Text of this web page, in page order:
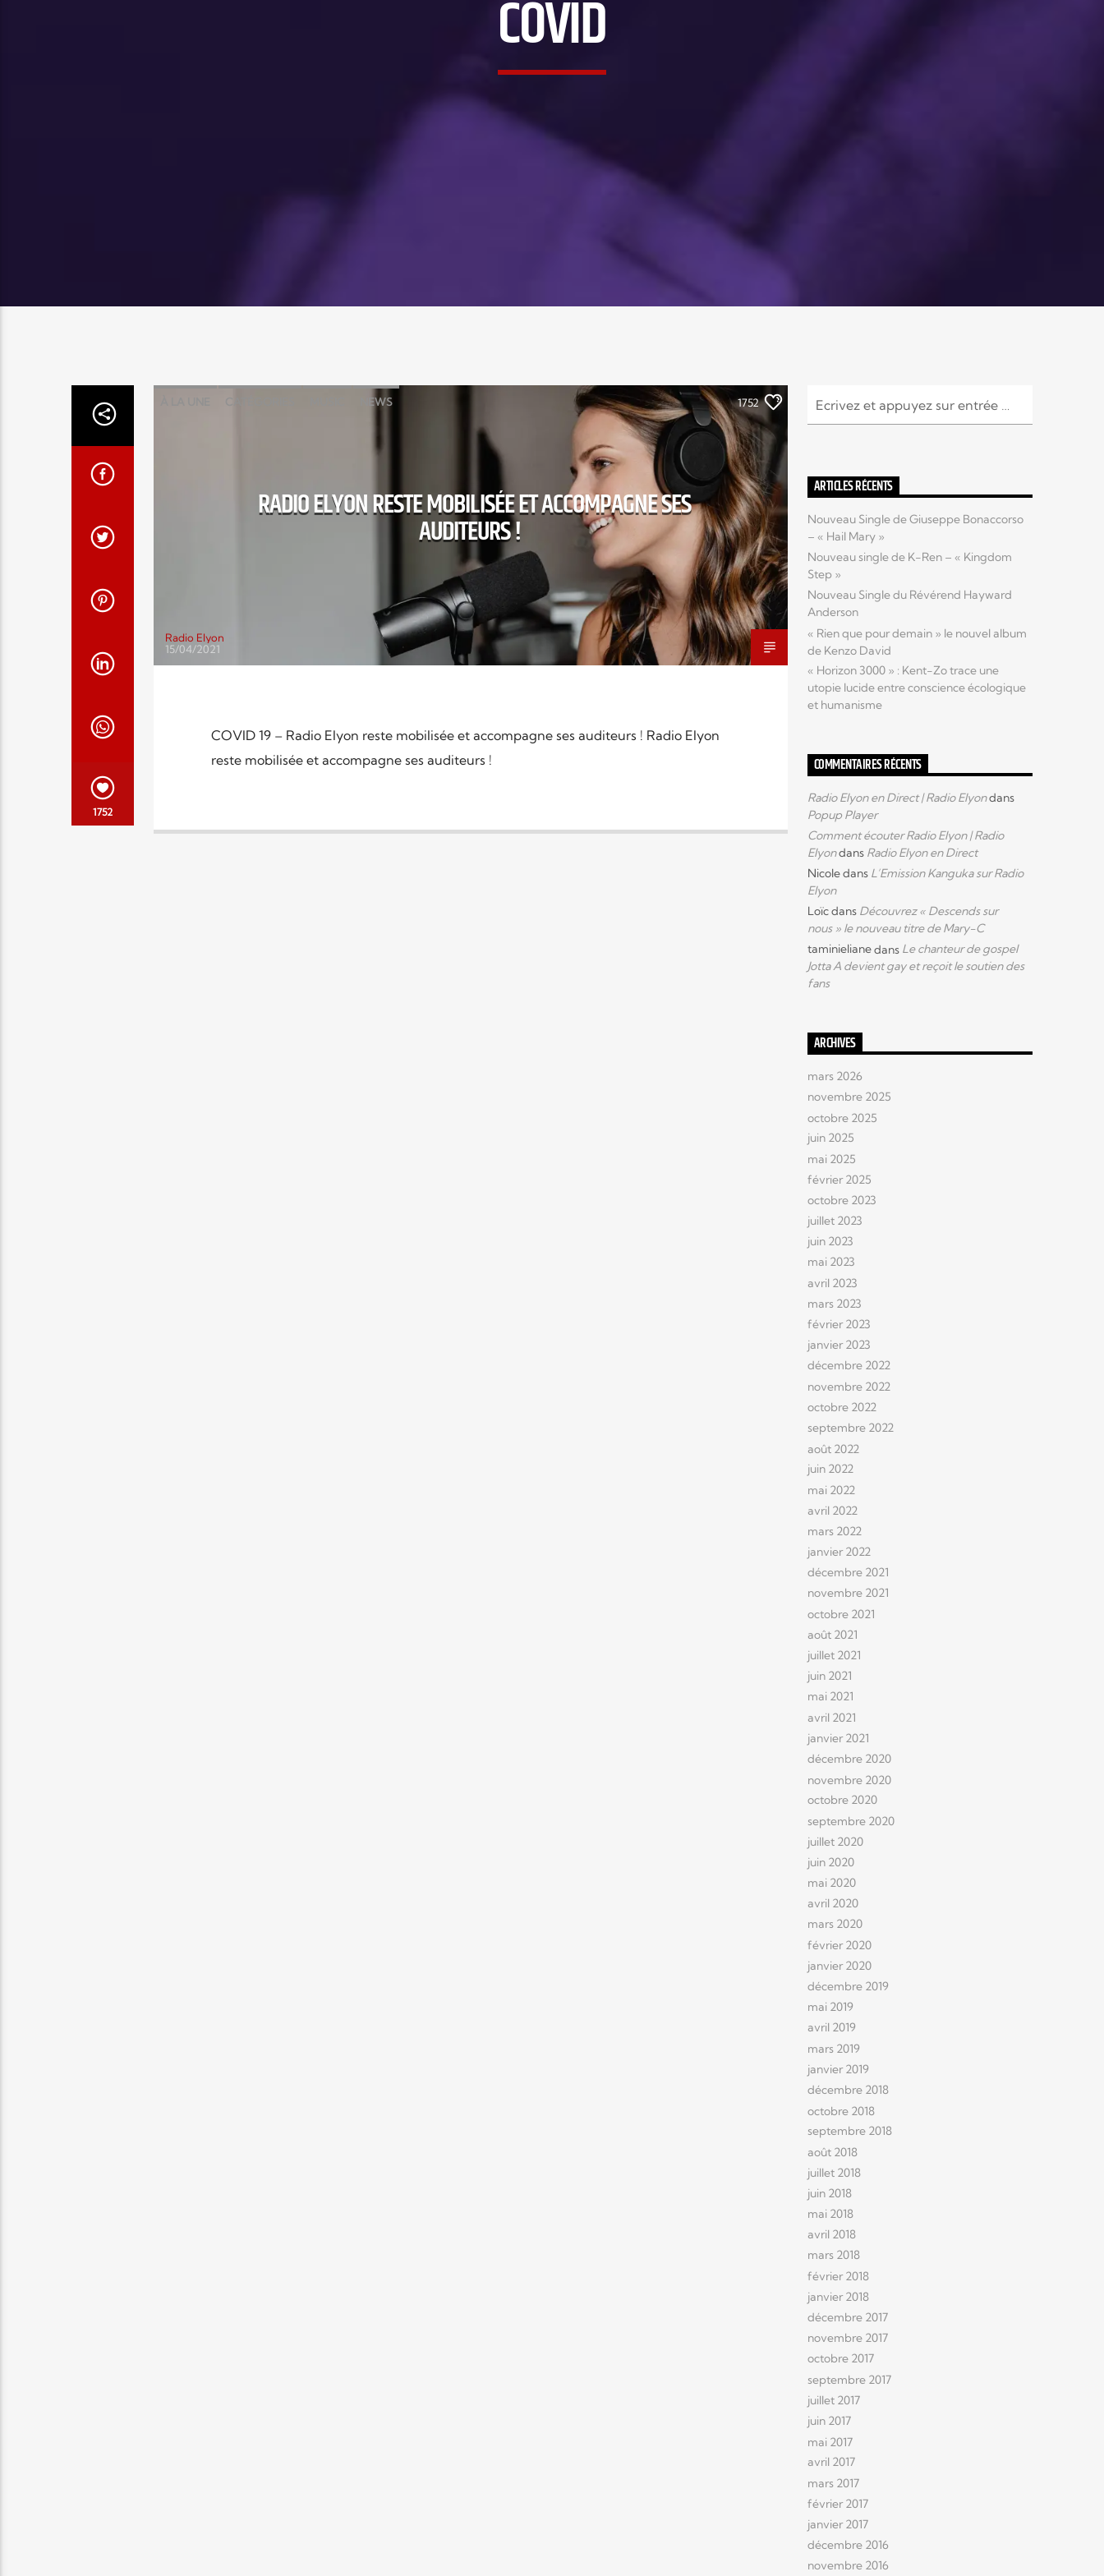
COVID
1752
NEWS 1752
RADIO ELYON RESTE MOBILISÉE ET ACCOMPAGNE SES
AUDITEURS !
Radio Elyon
15/04/2021
COVID 19 – Radio Elyon reste mobilisée et accompagne ses auditeurs ! Radio Elyon
reste mobilisée et accompagne ses auditeurs !
ARTICLES RÉCENTS
Nouveau Single de Giuseppe Bonaccorso
– « Hail Mary »
Nouveau single de K-Ren – « Kingdom
Step »
Nouveau Single du Révérend Hayward
Anderson
« Rien que pour demain » le nouvel album
de Kenzo David
« Horizon 3000 » : Kent-Zo trace une
utopie lucide entre conscience écologique
et humanisme
COMMENTAIRES RÉCENTS
Radio Elyon en Direct | Radio Elyondans
Popup Player
Comment écouter Radio Elyon | Radio
Elyondans Radio Elyon en Direct
Nicoledans L’Emission Kanguka sur Radio
Elyon
Loïcdans Découvrez « Descends sur
nous » le nouveau titre de Mary-C
taminielianedans Le chanteur de gospel
Jotta A devient gay et reçoit le soutien des
fans
ARCHIVES
mars 2026
novembre 2025
octobre 2025
juin 2025
mai 2025
février 2025
octobre 2023
juillet 2023
juin 2023
mai 2023
avril 2023
mars 2023
février 2023
janvier 2023
décembre 2022
novembre 2022
octobre 2022
septembre 2022
août 2022
juin 2022
mai 2022
avril 2022
mars 2022
janvier 2022
décembre 2021
novembre 2021
octobre 2021
août 2021
juillet 2021
juin 2021
mai 2021
avril 2021
janvier 2021
décembre 2020
novembre 2020
octobre 2020
septembre 2020
juillet 2020
juin 2020
mai 2020
avril 2020
mars 2020
février 2020
janvier 2020
décembre 2019
mai 2019
avril 2019
mars 2019
janvier 2019
décembre 2018
octobre 2018
septembre 2018
août 2018
juillet 2018
juin 2018
mai 2018
avril 2018
mars 2018
février 2018
janvier 2018
décembre 2017
novembre 2017
octobre 2017
septembre 2017
juillet 2017
juin 2017
mai 2017
avril 2017
mars 2017
février 2017
janvier 2017
décembre 2016
novembre 2016